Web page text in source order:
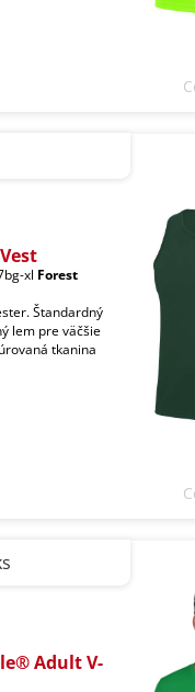
xl Forest
Štandardný
lem pre väčšie
tkanina
Adult V-